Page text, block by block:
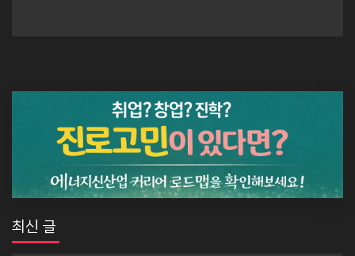
최신 글